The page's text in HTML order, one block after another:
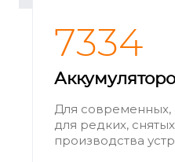
7334
Для современных,
для редких,
производства